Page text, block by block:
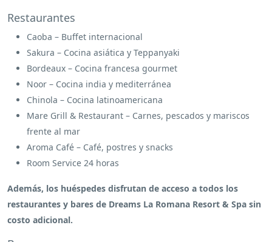
Restaurantes
Caoba – Buffet internacional
Sakura – Cocina asiática y Teppanyaki
Bordeaux – Cocina francesa gourmet
Noor – Cocina india y mediterránea
Chinola – Cocina latinoamericana
Mare Grill & Restaurant – Carnes, pescados y mariscos
frente al mar
Aroma Café – Café, postres y snacks
Room Service 24 horas
Además, los huéspedes disfrutan de acceso a todos los
restaurantes y bares de Dreams La Romana Resort & Spa sin
costo adicional.